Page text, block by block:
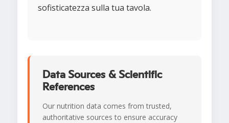
sofisticatezza sulla tua tavola.
Data Sources & Scientific
References
Our nutrition data comes from trusted,
authoritative sources to ensure accuracy